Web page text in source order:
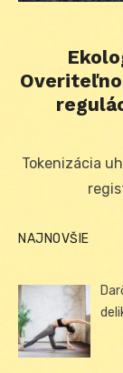
Tokenizácia
NAJNOVŠIE